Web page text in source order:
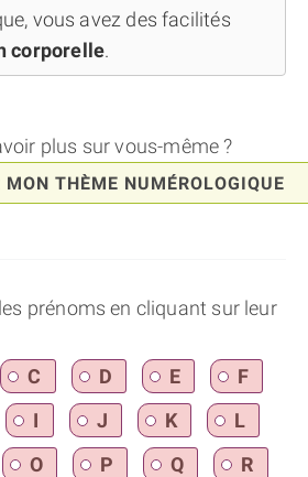
vous avez des facilités
corporelle.
plus sur vous-même ?
MON THÈME NUMÉROLOGIQUE
prénoms en cliquant sur leur
C D E
F
I J K
L
O P Q
R